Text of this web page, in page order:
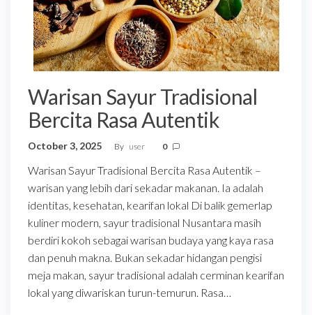
Warisan Sayur Tradisional
Bercita Rasa Autentik
October 3, 2025 By user 0
Warisan Sayur Tradisional Bercita Rasa Autentik –
warisan yang lebih dari sekadar makanan. Ia adalah
identitas, kesehatan, kearifan lokal Di balik gemerlap
kuliner modern, sayur tradisional Nusantara masih
berdiri kokoh sebagai warisan budaya yang kaya rasa
dan penuh makna. Bukan sekadar hidangan pengisi
meja makan, sayur tradisional adalah cerminan kearifan
lokal yang diwariskan turun-temurun. Rasa…